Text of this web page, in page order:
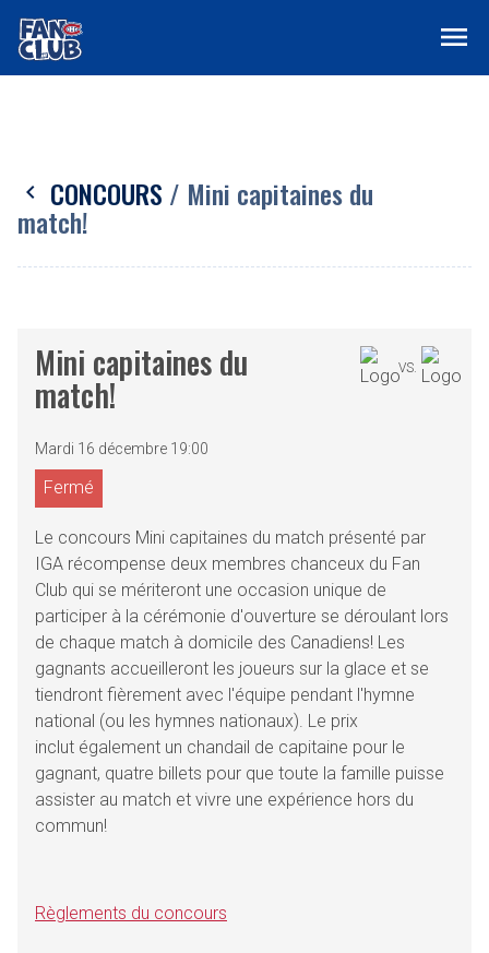
menu
chevron_left CONCOURS / Mini capitaines du
match!
Mini capitaines du
match!
Mardi 16 décembre 19:00
VS.
Fermé
Le concours Mini capitaines du match présenté par
IGA récompense deux membres chanceux du Fan
Club qui se mériteront une occasion unique de
participer à la cérémonie d'ouverture se déroulant lors
de chaque match à domicile des Canadiens! Les
gagnants accueilleront les joueurs sur la glace et se
tiendront fièrement avec l'équipe pendant l'hymne
national (ou les hymnes nationaux). Le prix
inclut également un chandail de capitaine pour le
gagnant, quatre billets pour que toute la famille puisse
assister au match et vivre une expérience hors du
commun!
Règlements du concours